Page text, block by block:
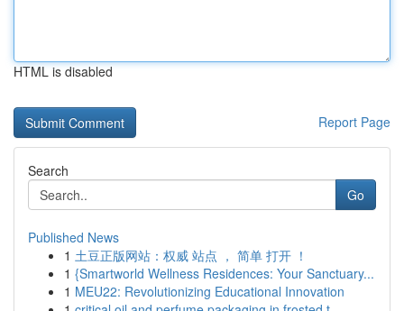
HTML is disabled
Report Page
Search
Go
Published News
1 土豆正版网站：权威 站点 ， 简单 打开 ！
1 {Smartworld Wellness Residences: Your Sanctuary...
1 MEU22: Revolutionizing Educational Innovation